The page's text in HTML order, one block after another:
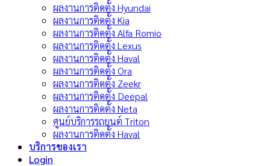
ผลงานการติดตั้ง Hyundai
ผลงานการติดตั้ง Kia
ผลงานการติดตั้ง Alfa Romio
ผลงานการติดตั้ง Lexus
ผลงานการติดตั้ง Haval
ผลงานการติดตั้ง Ora
ผลงานการติดตั้ง Zeekr
ผลงานการติดตั้ง Deepal
ผลงานการติดตั้ง Neta
ศูนย์บริการรถยนต์ Triton
ผลงานการติดตั้ง Haval
บริการของเรา
Login